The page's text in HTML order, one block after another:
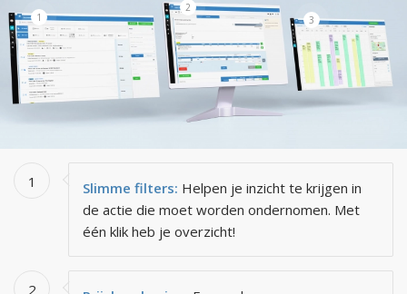
1
2
3
1 Slimme filters: Helpen je inzicht te krijgen in
de actie die moet worden ondernomen. Met
één klik heb je overzicht!
2